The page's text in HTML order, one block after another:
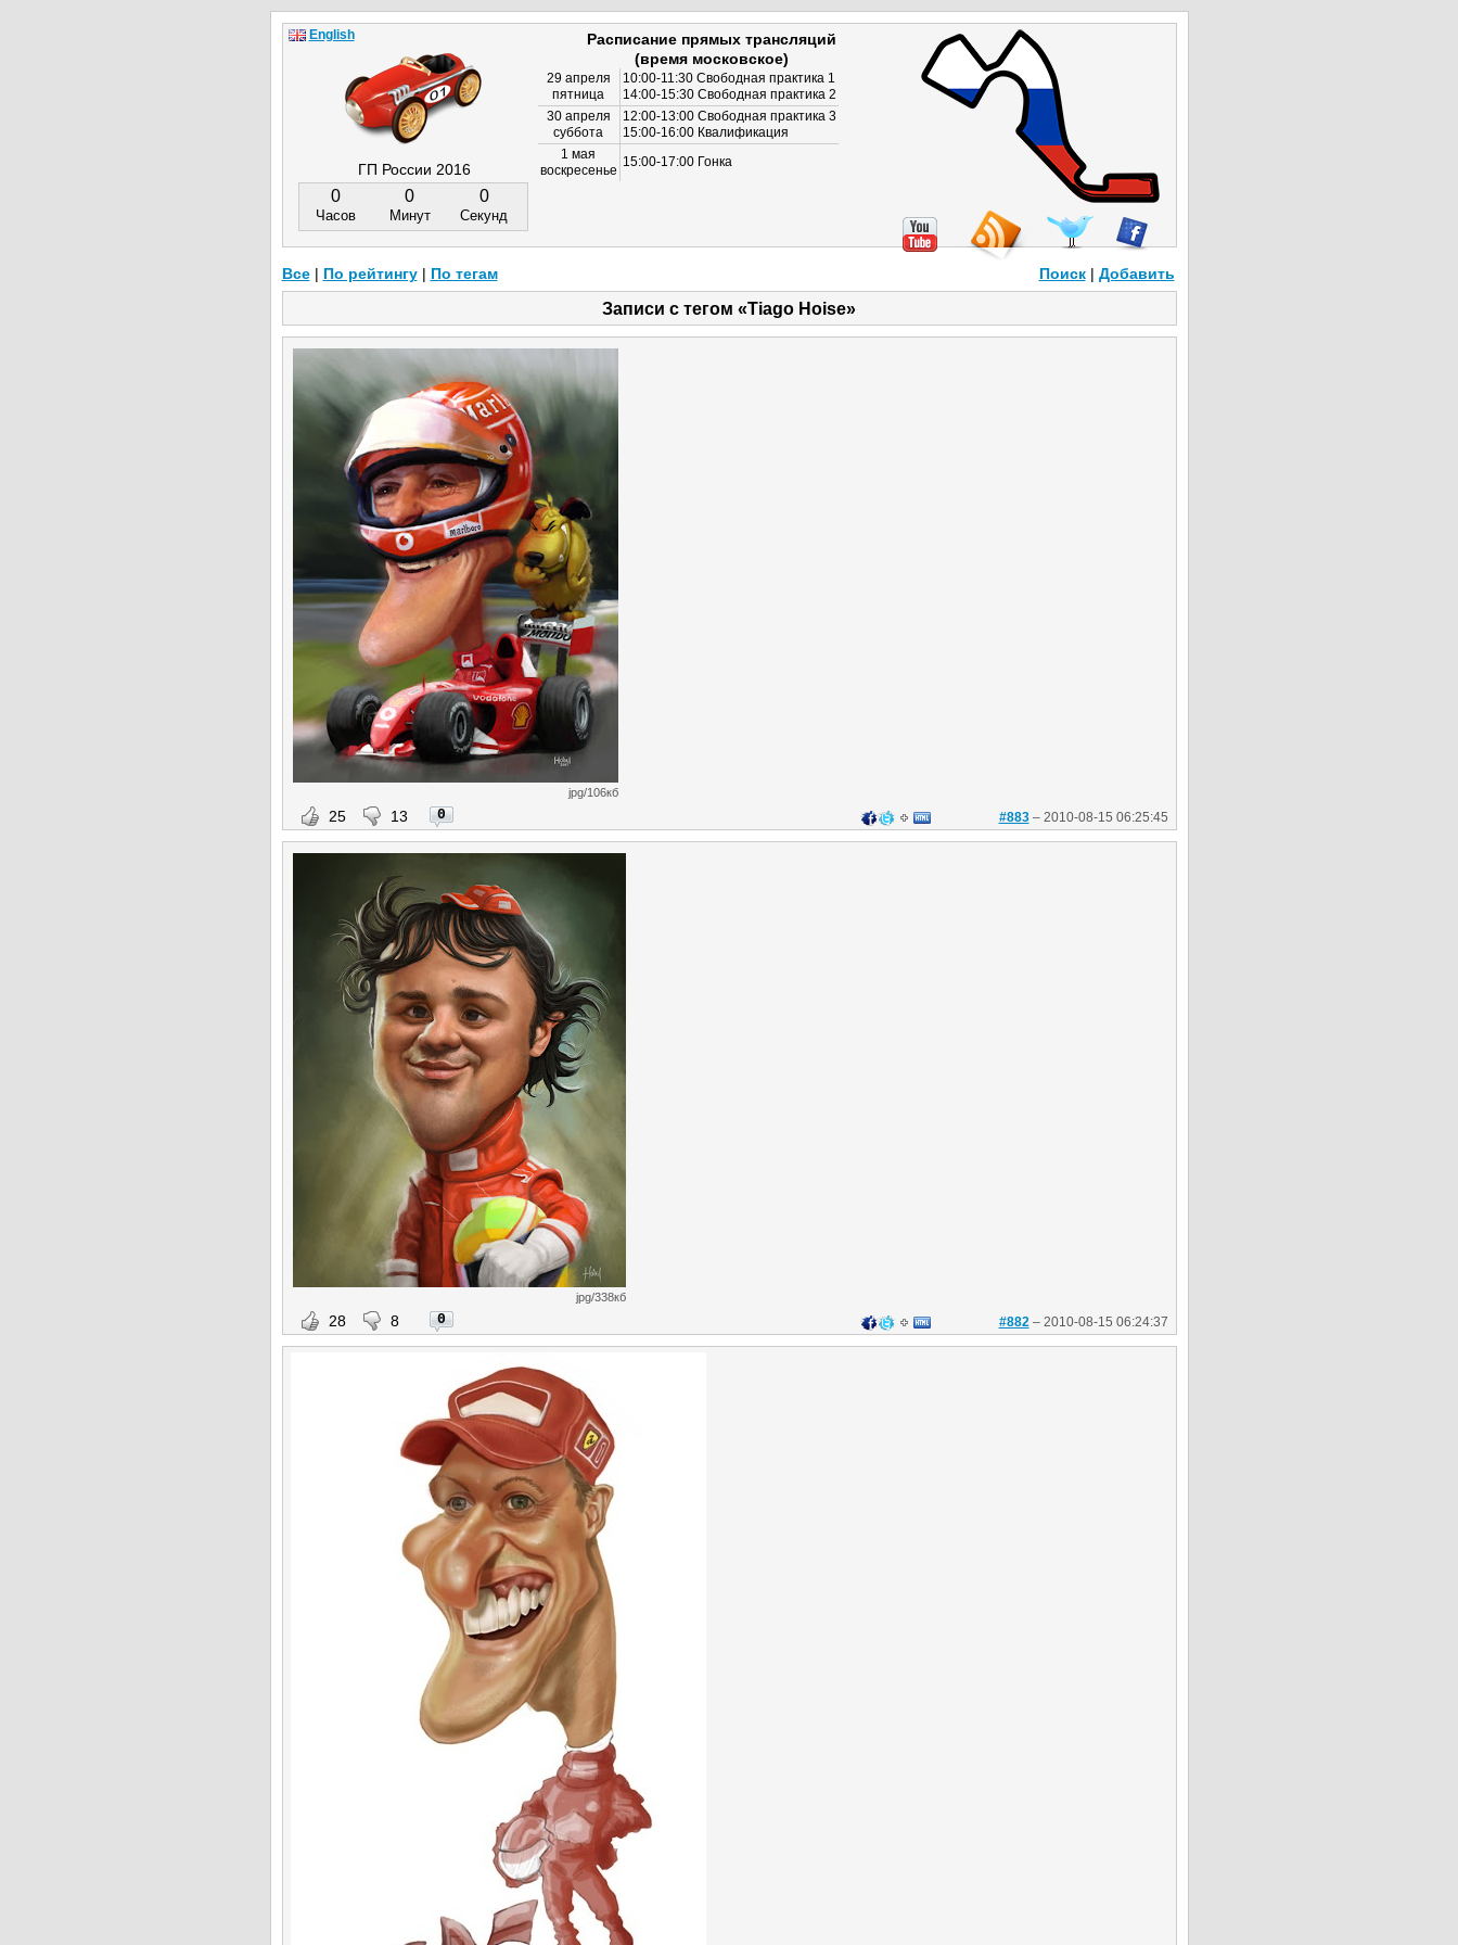
Записи с тегом «Tiago Hoise»
jpg/106кб
#883– 2010-08-15 06:25:45
25 13 0
jpg/338кб
#882– 2010-08-15 06:24:37
28 8 0
ГП России 2016
0
Часов
0
Минут
0
Секунд
Расписание прямых трансляций
(время московское)
29 апреля
пятница
10:00-11:30 Свободная практика 1
14:00-15:30 Свободная практика 2
30 апреля
суббота
12:00-13:00 Свободная практика 3
15:00-16:00 Квалификация
1 мая
воскресенье
15:00-17:00 Гонка
English
Все| По рейтингу| По тегам Добавить
Поиск|